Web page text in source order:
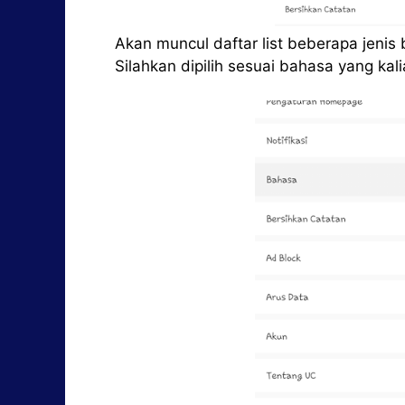
Akan muncul daftar list beberapa jenis
Silahkan dipilih sesuai bahasa yang